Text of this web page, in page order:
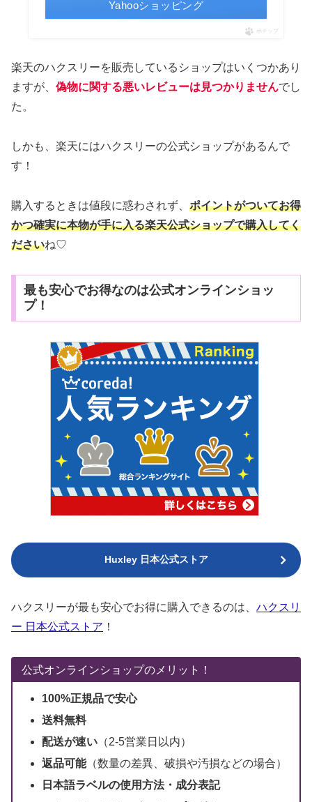
Yahooショッピング
ポチップ
楽天のハクスリーを販売しているショップはいくつかあり
ますが、 偽物に関する悪いレビューは見つかりませんでし
た。
しかも、楽天にはハクスリーの公式ショップがあるんで
す！
購入するときは値段に惑わされず、 ポイントがついてお得
かつ確実に本物が手に入る楽天公式ショップで購入してく
ださいね♡
最も安心でお得なのは公式オンラインショッ
プ！
Huxley 日本公式ストア
ハクスリーが最も安心でお得に購入できるのは、 ハクスリ
ー 日本公式ストア ！
公式オンラインショップのメリット！
100%正規品で安心
送料無料
配送が速い（2-5営業日以内）
返品可能（数量の差異、破損や汚損などの場合）
日本語ラベルの使用方法・成分表記